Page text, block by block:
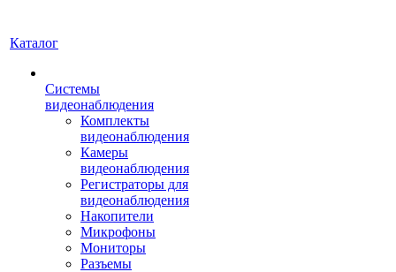
Каталог
Системы
видеонаблюдения
Комплекты
видеонаблюдения
Камеры
видеонаблюдения
Регистраторы для
видеонаблюдения
Накопители
Микрофоны
Мониторы
Разъемы